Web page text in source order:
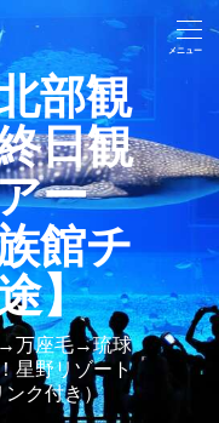
部観
日観
ー
館チ
】
万座毛→琉球
星野リゾート
ンク付き）